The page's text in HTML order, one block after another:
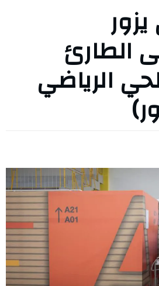
الطارئ
الرياضي